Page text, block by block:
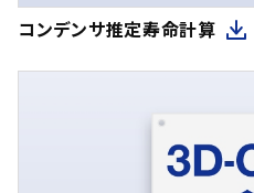
コンデンサ推定寿命計算